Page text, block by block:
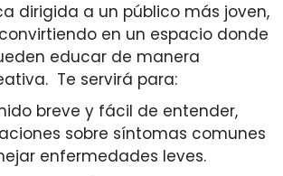
dirigida a un público más joven,
en un espacio donde
educar de manera
Te servirá para:
breve y fácil de entender,
sobre síntomas comunes
enfermedades leves.